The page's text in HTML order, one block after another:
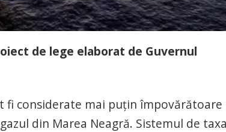
de lege elaborat de Guvernul
fi considerate mai puțin împovărătoare
din Marea Neagră. Sistemul de